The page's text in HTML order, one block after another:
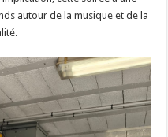
autour de la musique et de la